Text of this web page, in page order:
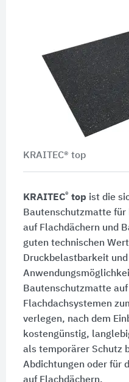
KRAITEC® top
KRAITEC® top ist die
Bautenschutzmatte für
auf Flachdächern und
guten technischen
Druckbelastbarkeit
Bautenschutzmatte
Flachdachsystemen
verlegen, nach dem
kostengünstig,
als temporärer Schutz
Abdichtungen oder für